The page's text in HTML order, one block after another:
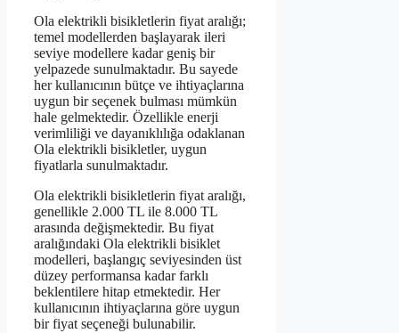
Ola elektrikli bisikletlerin fiyat aralığı;
temel modellerden başlayarak ileri
seviye modellere kadar geniş bir
yelpazede sunulmaktadır. Bu sayede
her kullanıcının bütçe ve ihtiyaçlarına
uygun bir seçenek bulması mümkün
hale gelmektedir. Özellikle enerji
verimliliği ve dayanıklılığa odaklanan
Ola elektrikli bisikletler, uygun
fiyatlarla sunulmaktadır.
Ola elektrikli bisikletlerin fiyat aralığı,
genellikle 2.000 TL ile 8.000 TL
arasında değişmektedir. Bu fiyat
aralığındaki Ola elektrikli bisiklet
modelleri, başlangıç seviyesinden üst
düzey performansa kadar farklı
beklentilere hitap etmektedir. Her
kullanıcının ihtiyaçlarına göre uygun
bir fiyat seçeneği bulunabilir.